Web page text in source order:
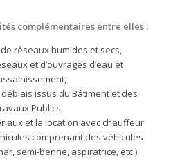
complémentaires entre elles :
réseaux humides et secs,
et d’ouvrages d’eau et
issus du Bâtiment et des
Publics,
et la location avec chauffeur
comprenant des véhicules
semi-benne, aspiratrice, etc.).